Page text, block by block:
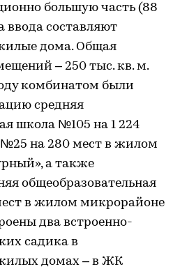
большую часть (88
ввода составляют
дома. Общая
– 250 тыс. кв. м.
комбинатом были
средняя
школа №105 на 1 224
на 280 мест в жилом
а также
общеобразовательная
в жилом микрорайоне
два встроенно-
садика в
домах – в ЖК